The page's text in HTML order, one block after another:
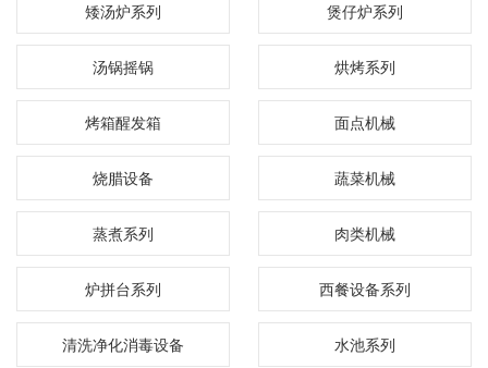
矮汤炉系列 煲仔炉系列
汤锅摇锅 烘烤系列
烤箱醒发箱 面点机械
烧腊设备 蔬菜机械
蒸煮系列 肉类机械
炉拼台系列 西餐设备系列
清洗净化消毒设备 水池系列